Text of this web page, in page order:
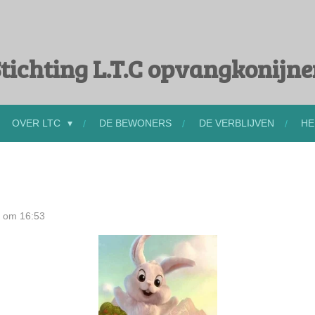
L.T.C
OVER LTC DE BEWONERS DE VERBLIJVEN
16:53